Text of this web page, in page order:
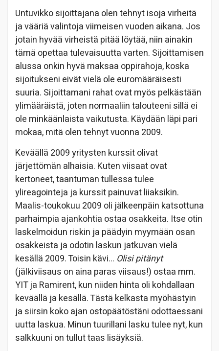
Untuvikko sijoittajana olen tehnyt isoja virheitä
ja vääriä valintoja viimeisen vuoden aikana. Jos
jotain hyvää virheistä pitää löytää, niin ainakin
tämä opettaa tulevaisuutta varten. Sijoittamisen
alussa onkin hyvä maksaa oppirahoja, koska
sijoitukseni eivät vielä ole euromääräisesti
suuria. Sijoittamani rahat ovat myös pelkästään
ylimääräistä, joten normaaliin talouteeni sillä ei
ole minkäänlaista vaikutusta. Käydään läpi pari
mokaa, mitä olen tehnyt vuonna 2009.
Keväällä 2009 yritysten kurssit olivat
järjettömän alhaisia. Kuten viisaat ovat
kertoneet, taantuman tullessa tulee
ylireagointeja ja kurssit painuvat liiaksikin.
Maalis-toukokuu 2009 oli jälkeenpäin katsottuna
parhaimpia ajankohtia ostaa osakkeita. Itse otin
laskelmoidun riskin ja päädyin myymään osan
osakkeista ja odotin laskun jatkuvan vielä
kesällä 2009. Toisin kävi… Olisi pitänyt
(jälkiviisaus on aina paras viisaus!) ostaa mm.
YIT ja Ramirent, kun niiden hinta oli kohdallaan
keväällä ja kesällä. Tästä kelkasta myöhästyin
ja siirsin koko ajan ostopäätöstäni odottaessani
uutta laskua. Minun tuurillani lasku tulee nyt, kun
salkkuuni on tullut taas lisäyksiä.